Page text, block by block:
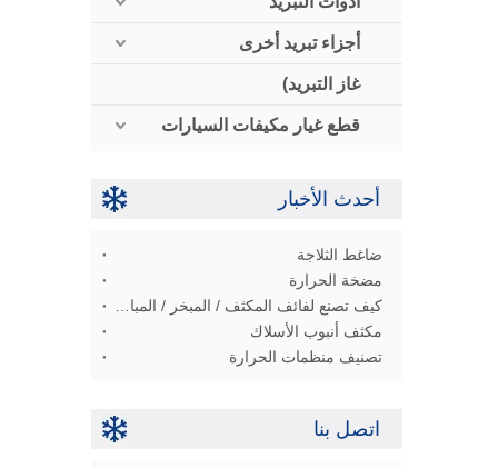
أجزاء تبريد أخرى
غاز التبريد)
قطع غيار مكيفات السيارات
أحدث الأخبار
ضاغط الثلاجة
مضخة الحرارة
مكثف أنبوب الأسلاك
تصنيف منظمات الحرارة
اتصل بنا